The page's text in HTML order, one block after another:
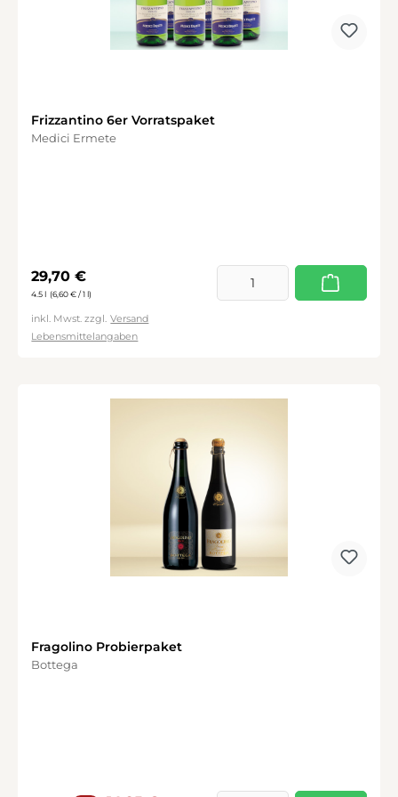
Frizzantino 6er Vorratspaket
Medici Ermete
Regulärer Preis:
29,70 €
4.5 l (6,60 € / 1 l)
inkl. Mwst. zzgl. Versand
Lebensmittelangaben
Fragolino Probierpaket
Bottega